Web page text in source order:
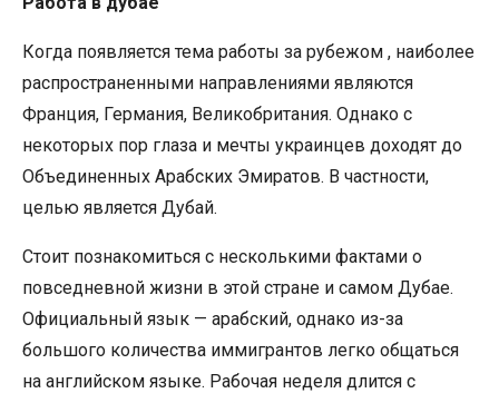
Когда появляется тема работы за рубежом , наиболее
распространенными направлениями являются
Франция, Германия, Великобритания. Однако с
некоторых пор глаза и мечты украинцев доходят до
Объединенных Арабских Эмиратов. В частности,
целью является Дубай.
Стоит познакомиться с несколькими фактами о
повседневной жизни в этой стране и самом Дубае.
Официальный язык — арабский, однако из-за
большого количества иммигрантов легко общаться
на английском языке. Рабочая неделя длится с